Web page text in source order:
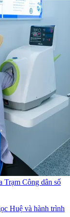
Trạm Công dân số